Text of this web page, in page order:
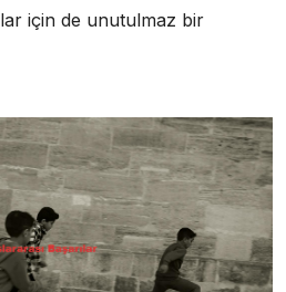
için de unutulmaz bir